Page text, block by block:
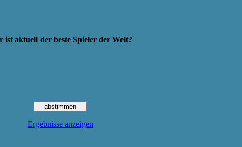
ist aktuell der beste Spieler der Welt?
Ergebnisse anzeigen